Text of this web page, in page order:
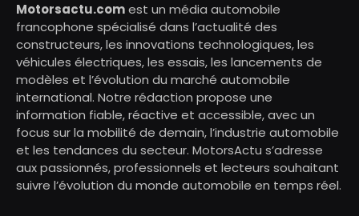
Motorsactu.comest un média automobile
francophone spécialisé dans l’actualité des
constructeurs, les innovations technologiques, les
véhicules électriques, les essais, les lancements de
modèles et l’évolution du marché automobile
international. Notre rédaction propose une
information fiable, réactive et accessible, avec un
focus sur la mobilité de demain, l’industrie automobile
et les tendances du secteur. MotorsActu s’adresse
aux passionnés, professionnels et lecteurs souhaitant
suivre l’évolution du monde automobile en temps réel.